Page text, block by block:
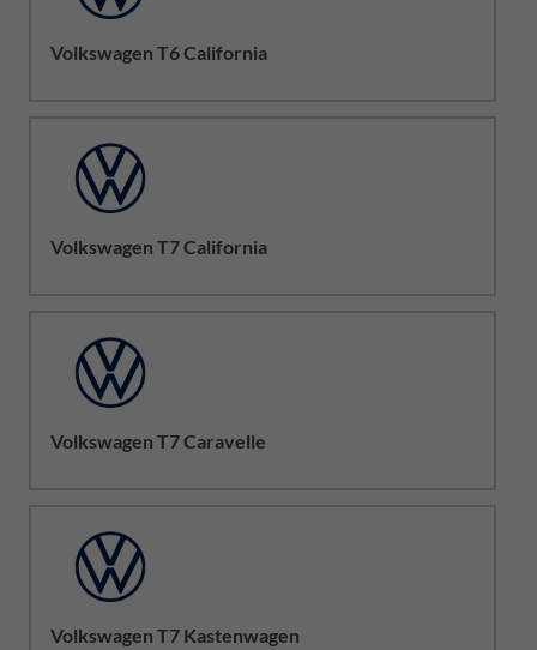
Volkswagen T6 California
Volkswagen T7 California
Volkswagen T7 Caravelle
Volkswagen T7 Kastenwagen